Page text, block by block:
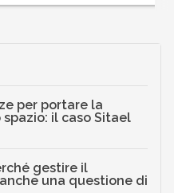
per portare la
il caso Sitael
gestire il
una questione di